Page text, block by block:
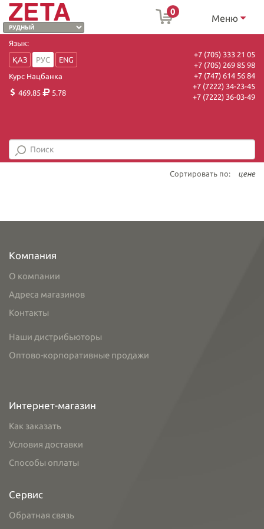
0
Меню
Язык:
ҚАЗ
РУС
ENG
Курс Нацбанка
469.85
5.78
+7 (705) 333 21 05
+7 (705) 269 85 98
+7 (747) 614 56 84
+7 (7222) 34-23-45
+7 (7222) 36-03-49
Сортировать по: цене
Компания
О компании
Адреса магазинов
Контакты
Наши дистрибьюторы
Оптово-корпоративные продажи
Интернет-магазин
Как заказать
Условия доставки
Способы оплаты
Сервис
Обратная связь